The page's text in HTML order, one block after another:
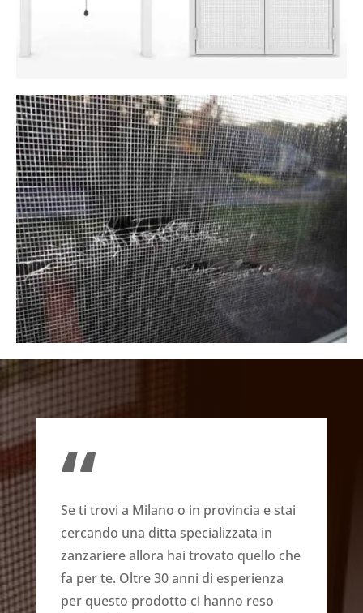
“
Se ti trovi a Milano o in provincia e stai
cercando una ditta specializzata in
zanzariere allora hai trovato quello che
fa per te. Oltre 30 anni di esperienza
per questo prodotto ci hanno reso